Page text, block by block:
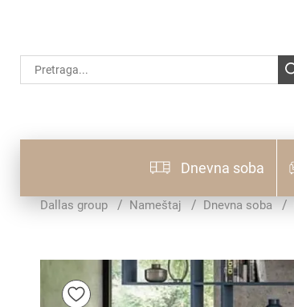
Products
search
Dnevna soba
Dallas group Nameštaj Dnevna soba